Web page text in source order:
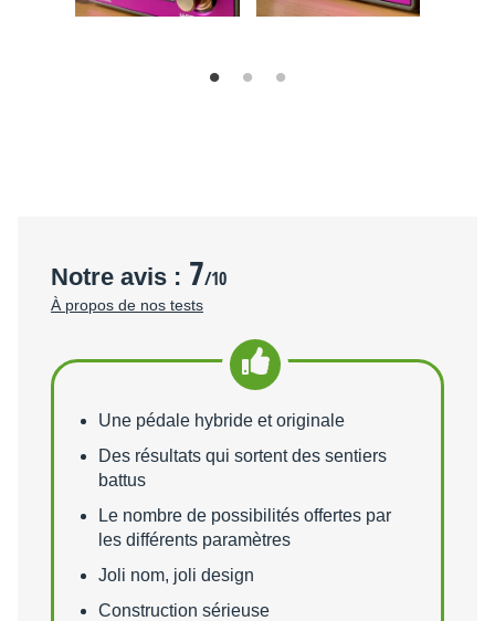
Notre avis : 7/10
À propos de nos tests
Points forts
Une pédale hybride et originale
Des résultats qui sortent des sentiers
battus
Le nombre de possibilités offertes par
les différents paramètres
Joli nom, joli design
Construction sérieuse